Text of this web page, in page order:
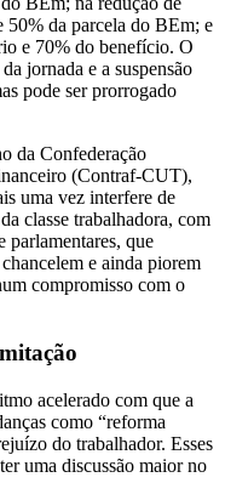
50% da parcela do BEm; e
e 70% do benefício. O
jornada e a suspensão
pode ser prorrogado
da Confederação
(Contraf-CUT),
uma vez interfere de
classe trabalhadora, com
parlamentares, que
e ainda piorem
compromisso com o
acelerado com que a
como “reforma
do trabalhador. Esses
uma discussão maior no